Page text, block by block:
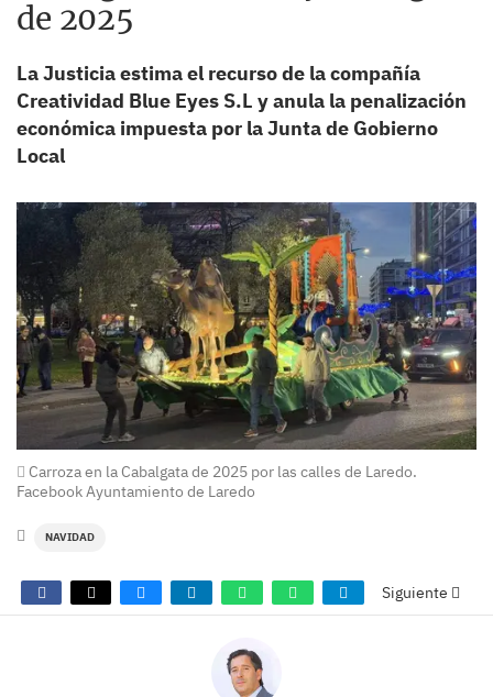
de 2025
La Justicia estima el recurso de la compañía
Creatividad Blue Eyes S.L y anula la penalización
económica impuesta por la Junta de Gobierno
Local
Carroza en la Cabalgata de 2025 por las calles de Laredo.
Facebook Ayuntamiento de Laredo
NAVIDAD
Siguiente